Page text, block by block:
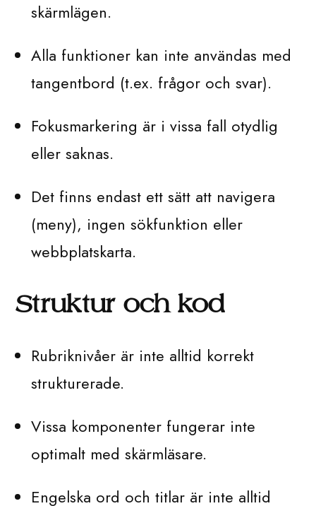
skärmlägen.
Alla funktioner kan inte användas med
tangentbord (t.ex. frågor och svar).
Fokusmarkering är i vissa fall otydlig
eller saknas.
Det finns endast ett sätt att navigera
(meny), ingen sökfunktion eller
webbplatskarta.
Struktur och kod
Rubriknivåer är inte alltid korrekt
strukturerade.
Vissa komponenter fungerar inte
optimalt med skärmläsare.
Engelska ord och titlar är inte alltid